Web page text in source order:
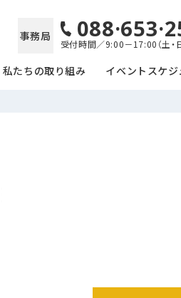
事務局
受付時間／9:00－17:00（土・日
私たちの取り組み イベントスケジ